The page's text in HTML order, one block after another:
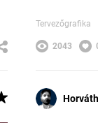
Tervezőgrafika
2043